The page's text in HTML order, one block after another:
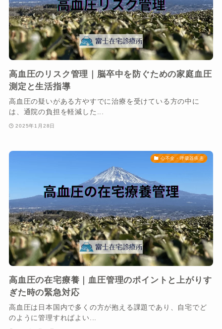
高血圧のリスク管理｜脳卒中を防ぐための家庭血圧
測定と生活指導
高血圧の疑いがある方やすでに治療を受けている方の中に
は、通院の負担を軽減した...
2025年1月28日
心不全・呼吸器疾患
高血圧の在宅療養｜血圧管理のポイントと上がりす
ぎた時の緊急対応
高血圧は日本国内で多くの方が抱える課題であり、自宅でど
のように管理すればよい...